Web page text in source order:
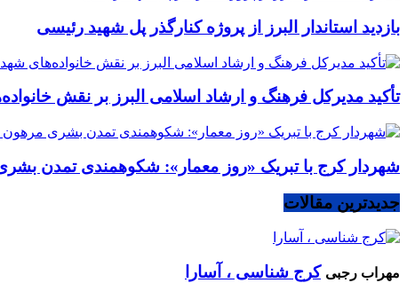
بازدید استاندار البرز از پروژه کنارگذر پل شهید رئیسی
تأکید مدیرکل فرهنگ و ارشاد اسلامی البرز بر نقش
شهردار کرج با تبریک «روز معمار»: شکوهمندی تمدن
جدیدترین مقالات
مهراب رجبی کرج شناسی ، آسارا